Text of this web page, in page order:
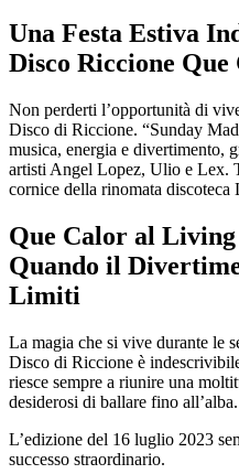
Una Festa Estiva
Disco Riccione
Non perderti l’opportunità di
Disco di Riccione. “Sunday
musica, energia e divertimento,
artisti Angel Lopez, Ulio e Lex.
cornice della rinomata
Que Calor al
Quando il
Limiti
La magia che si vive durante le
Disco di Riccione è
riesce sempre a riunire una
desiderosi di ballare fino all’alba.
L’edizione del 16 luglio 2023
successo straordinario.